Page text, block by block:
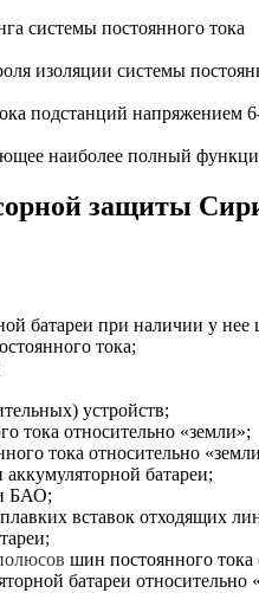
системы постоянного тока
изоляции системы
подстанций напряжением
наиболее полный
защиты
батареи при наличии у нее
тока;
устройств;
тока относительно «земли»;
тока относительно
батареи;
БАО;
вставок отходящих
шин постоянного тока
батареи относительно